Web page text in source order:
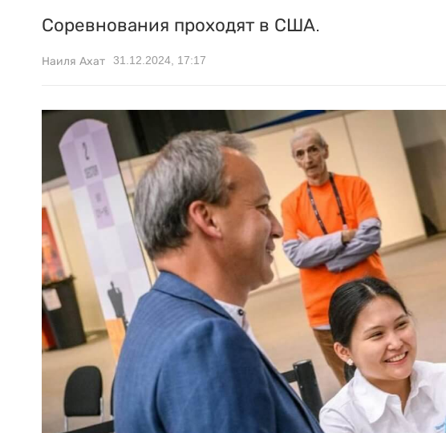
Соревнования проходят в США.
Наиля Ахат 31.12.2024, 17:17